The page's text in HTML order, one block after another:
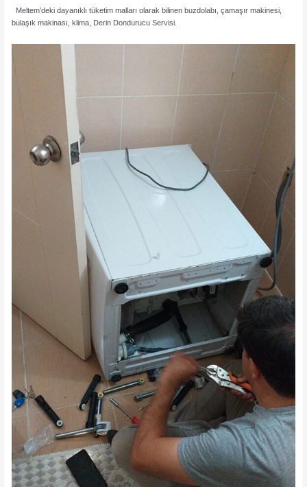
Meltem’deki dayanıklı tüketim malları olarak bilinen buzdolabı, çamaşır makinesi,
bulaşık makinası, klima, Derin Dondurucu Servisi.